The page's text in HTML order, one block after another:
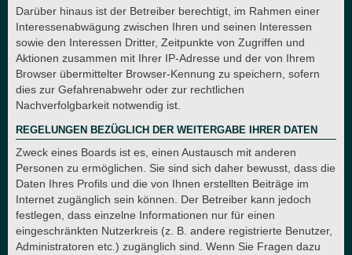
Darüber hinaus ist der Betreiber berechtigt, im Rahmen einer
Interessenabwägung zwischen Ihren und seinen Interessen
sowie den Interessen Dritter, Zeitpunkte von Zugriffen und
Aktionen zusammen mit Ihrer IP-Adresse und der von Ihrem
Browser übermittelter Browser-Kennung zu speichern, sofern
dies zur Gefahrenabwehr oder zur rechtlichen
Nachverfolgbarkeit notwendig ist.
REGELUNGEN BEZÜGLICH DER WEITERGABE IHRER DATEN
Zweck eines Boards ist es, einen Austausch mit anderen
Personen zu ermöglichen. Sie sind sich daher bewusst, dass die
Daten Ihres Profils und die von Ihnen erstellten Beiträge im
Internet zugänglich sein können. Der Betreiber kann jedoch
festlegen, dass einzelne Informationen nur für einen
eingeschränkten Nutzerkreis (z. B. andere registrierte Benutzer,
Administratoren etc.) zugänglich sind. Wenn Sie Fragen dazu